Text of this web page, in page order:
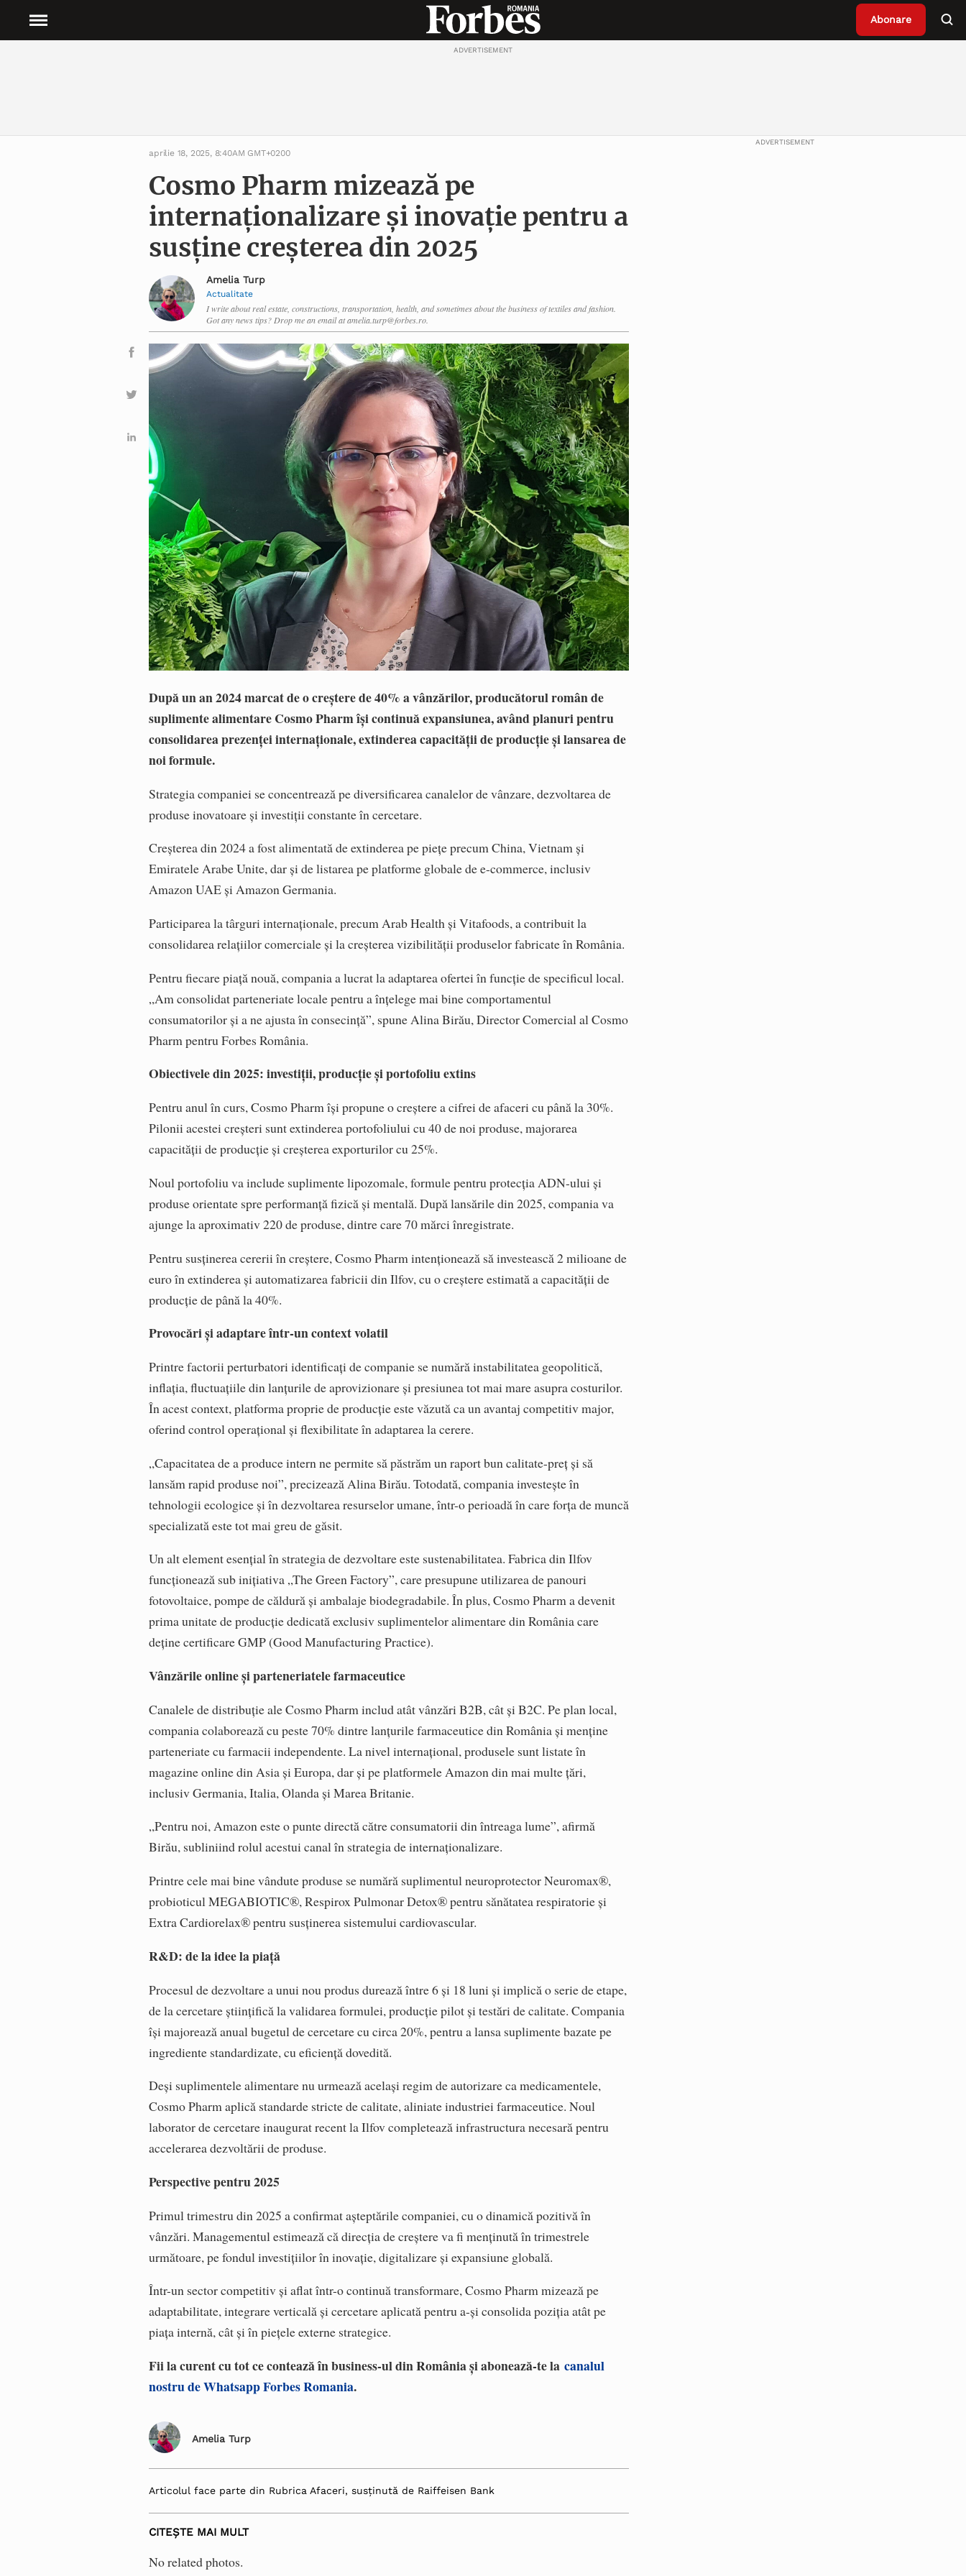
Abonare
ADVERTISEMENT
aprilie 18, 2025, 8:40AM GMT+0200
Cosmo Pharm mizează pe
internaționalizare și inovație pentru a
susține creșterea din 2025
Amelia Turp
Actualitate
I write about real estate, constructions, transportation, health, and sometimes about the business of textiles and fashion.
Got any news tips? Drop me an email at amelia.turp@forbes.ro.
După un an 2024 marcat de o creștere de 40% a vânzărilor, producătorul român de
suplimente alimentare Cosmo Pharm își continuă expansiunea, având planuri pentru
consolidarea prezenței internaționale, extinderea capacității de producție și lansarea de
noi formule.
Strategia companiei se concentrează pe diversificarea canalelor de vânzare, dezvoltarea de
produse inovatoare și investiții constante în cercetare.
Creșterea din 2024 a fost alimentată de extinderea pe piețe precum China, Vietnam și
Emiratele Arabe Unite, dar și de listarea pe platforme globale de e-commerce, inclusiv
Amazon UAE și Amazon Germania.
Participarea la târguri internaționale, precum Arab Health și Vitafoods, a contribuit la
consolidarea relațiilor comerciale și la creșterea vizibilității produselor fabricate în România.
Pentru fiecare piață nouă, compania a lucrat la adaptarea ofertei în funcție de specificul local.
„Am consolidat parteneriate locale pentru a înțelege mai bine comportamentul
consumatorilor și a ne ajusta în consecință”, spune Alina Birău, Director Comercial al Cosmo
Pharm pentru Forbes România.
Obiectivele din 2025: investiții, producție și portofoliu extins
Pentru anul în curs, Cosmo Pharm își propune o creștere a cifrei de afaceri cu până la 30%.
Pilonii acestei creșteri sunt extinderea portofoliului cu 40 de noi produse, majorarea
capacității de producție și creșterea exporturilor cu 25%.
Noul portofoliu va include suplimente lipozomale, formule pentru protecția ADN-ului și
produse orientate spre performanță fizică și mentală. După lansările din 2025, compania va
ajunge la aproximativ 220 de produse, dintre care 70 mărci înregistrate.
Pentru susținerea cererii în creștere, Cosmo Pharm intenționează să investească 2 milioane de
euro în extinderea și automatizarea fabricii din Ilfov, cu o creștere estimată a capacității de
producție de până la 40%.
Provocări și adaptare într-un context volatil
Printre factorii perturbatori identificați de companie se numără instabilitatea geopolitică,
inflația, fluctuațiile din lanțurile de aprovizionare și presiunea tot mai mare asupra costurilor.
În acest context, platforma proprie de producție este văzută ca un avantaj competitiv major,
oferind control operațional și flexibilitate în adaptarea la cerere.
„Capacitatea de a produce intern ne permite să păstrăm un raport bun calitate-preț și să
lansăm rapid produse noi”, precizează Alina Birău. Totodată, compania investește în
tehnologii ecologice și în dezvoltarea resurselor umane, într-o perioadă în care forța de muncă
specializată este tot mai greu de găsit.
Un alt element esențial în strategia de dezvoltare este sustenabilitatea. Fabrica din Ilfov
funcționează sub inițiativa „The Green Factory”, care presupune utilizarea de panouri
fotovoltaice, pompe de căldură și ambalaje biodegradabile. În plus, Cosmo Pharm a devenit
prima unitate de producție dedicată exclusiv suplimentelor alimentare din România care
deține certificare GMP (Good Manufacturing Practice).
Vânzările online și parteneriatele farmaceutice
Canalele de distribuție ale Cosmo Pharm includ atât vânzări B2B, cât și B2C. Pe plan local,
compania colaborează cu peste 70% dintre lanțurile farmaceutice din România și menține
parteneriate cu farmacii independente. La nivel internațional, produsele sunt listate în
magazine online din Asia și Europa, dar și pe platformele Amazon din mai multe țări,
inclusiv Germania, Italia, Olanda și Marea Britanie.
„Pentru noi, Amazon este o punte directă către consumatorii din întreaga lume”, afirmă
Birău, subliniind rolul acestui canal în strategia de internaționalizare.
Printre cele mai bine vândute produse se numără suplimentul neuroprotector Neuromax®,
probioticul MEGABIOTIC®, Respirox Pulmonar Detox® pentru sănătatea respiratorie și
Extra Cardiorelax® pentru susținerea sistemului cardiovascular.
R&D: de la idee la piață
Procesul de dezvoltare a unui nou produs durează între 6 și 18 luni și implică o serie de etape,
de la cercetare științifică la validarea formulei, producție pilot și testări de calitate. Compania
își majorează anual bugetul de cercetare cu circa 20%, pentru a lansa suplimente bazate pe
ingrediente standardizate, cu eficiență dovedită.
Deși suplimentele alimentare nu urmează același regim de autorizare ca medicamentele,
Cosmo Pharm aplică standarde stricte de calitate, aliniate industriei farmaceutice. Noul
laborator de cercetare inaugurat recent la Ilfov completează infrastructura necesară pentru
accelerarea dezvoltării de produse.
Perspective pentru 2025
Primul trimestru din 2025 a confirmat așteptările companiei, cu o dinamică pozitivă în
vânzări. Managementul estimează că direcția de creștere va fi menținută în trimestrele
următoare, pe fondul investițiilor în inovație, digitalizare și expansiune globală.
Într-un sector competitiv și aflat într-o continuă transformare, Cosmo Pharm mizează pe
adaptabilitate, integrare verticală și cercetare aplicată pentru a-și consolida poziția atât pe
piața internă, cât și în piețele externe strategice.
Fii la curent cu tot ce contează în business-ul din România și abonează-te lacanalul
nostru de Whatsapp Forbes Romania.
Amelia Turp
Articolul face parte din Rubrica Afaceri, susținută de Raiffeisen Bank
CITEȘTE MAI MULT
No related photos.